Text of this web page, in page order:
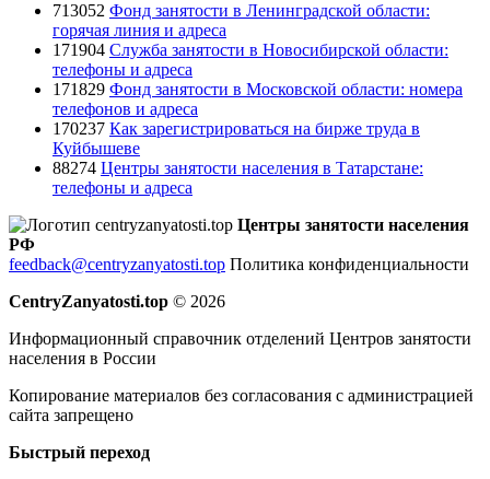
713052 Фонд занятости в Ленинградской области:
горячая линия и адреса
171904 Служба занятости в Новосибирской области:
телефоны и адреса
171829 Фонд занятости в Московской области: номера
телефонов и адреса
170237 Как зарегистрироваться на бирже труда в
Куйбышеве
88274 Центры занятости населения в Татарстане:
телефоны и адреса
Центры занятости населения
РФ
feedback@centryzanyatosti.top Политика конфиденциальности
CentryZanyatosti.top © 2026
Информационный справочник отделений Центров занятости
населения в России
Копирование материалов без согласования с администрацией
сайта запрещено
Быстрый переход